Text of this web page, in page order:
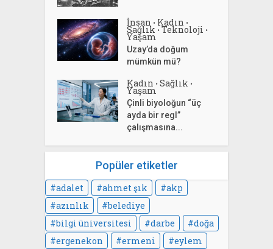
İnsan • Kadın •
Sağlık • Teknoloji •
Yaşam
Uzay’da doğum
mümkün mü?
Kadın • Sağlık •
Yaşam
Çinli biyoloğun “üç
ayda bir regl”
çalışmasına...
Popüler etiketler
adalet ahmet şık
akp
azınlık
belediye
bilgi üniversitesi
darbe
doğa
ergenekon
ermeni
eylem